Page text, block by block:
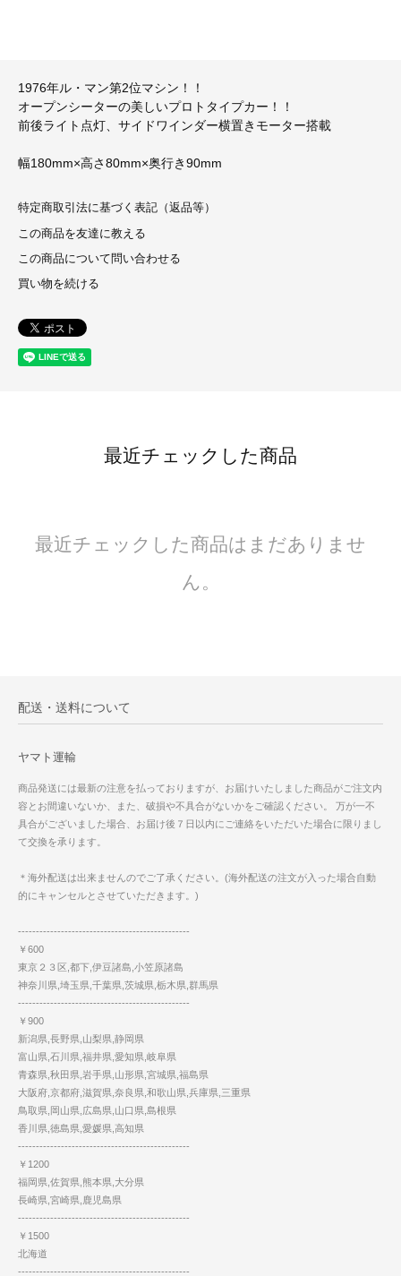
1976年ル・マン第2位マシン！！
オープンシーターの美しいプロトタイプカー！！
前後ライト点灯、サイドワインダー横置きモーター搭載
幅180mm×高さ80mm×奥行き90mm
特定商取引法に基づく表記（返品等）
この商品を友達に教える
この商品について問い合わせる
買い物を続ける
最近チェックした商品
最近チェックした商品はまだありませ
ん。
配送・送料について
ヤマト運輸
商品発送には最新の注意を払っておりますが、お届けいたしました商品がご注文内
容とお間違いないか、また、破損や不具合がないかをご確認ください。 万が一不
具合がございました場合、お届け後７日以内にご連絡をいただいた場合に限りまし
て交換を承ります。
＊海外配送は出来ませんのでご了承ください。(海外配送の注文が入った場合自動
的にキャンセルとさせていただきます。)
------------------------------------------------
￥600
東京２３区,都下,伊豆諸島,小笠原諸島
神奈川県,埼玉県,千葉県,茨城県,栃木県,群馬県
------------------------------------------------
￥900
新潟県,長野県,山梨県,静岡県
富山県,石川県,福井県,愛知県,岐阜県
青森県,秋田県,岩手県,山形県,宮城県,福島県
大阪府,京都府,滋賀県,奈良県,和歌山県,兵庫県,三重県
鳥取県,岡山県,広島県,山口県,島根県
香川県,徳島県,愛媛県,高知県
------------------------------------------------
￥1200
福岡県,佐賀県,熊本県,大分県
長崎県,宮崎県,鹿児島県
------------------------------------------------
￥1500
北海道
------------------------------------------------